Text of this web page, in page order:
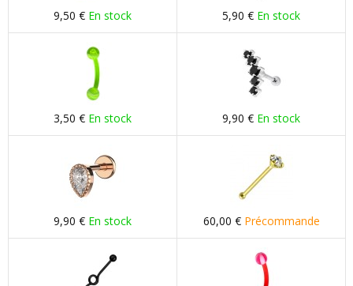
9,50 € En stock 5,90 € En stock
3,50 € En stock 9,90 € En stock
9,90 € En stock 60,00 € Précommande